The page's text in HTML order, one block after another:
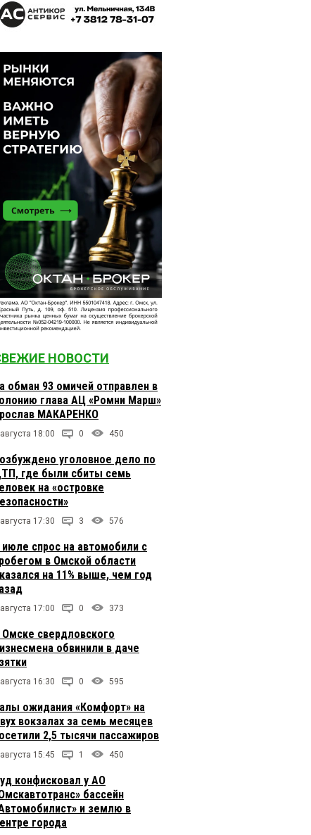
НОВОСТИ
обман 93 омичей отправлен в
глава АЦ «Ромни Марш»
МАКАРЕНКО
18:00 0 450
уголовное дело по
где были сбиты семь
на «островке
17:30 3 576
июле спрос на автомобили с
в Омской области
на 11% выше, чем год
17:00 0 373
Омске свердловского
обвинили в даче
16:30 0 595
ожидания «Комфорт» на
вокзалах за семь месяцев
2,5 тысячи пассажиров
15:45 1 450
конфисковал у АО
бассейн
и землю в
города